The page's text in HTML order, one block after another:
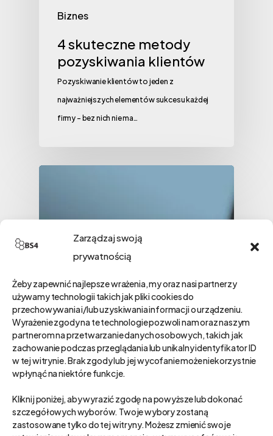
Zarządzaj swoją
prywatnością
Żeby zapewnić najlepsze wrażenia, my oraz nasi partnerzy
używamy technologii takich jak pliki cookies do
przechowywania i/lub uzyskiwania informacji o urządzeniu.
Wyrażenie zgody na te technologie pozwoli nam oraz naszym
partnerom na przetwarzanie danych osobowych, takich jak
zachowanie podczas przeglądania lub unikalny identyfikator ID
w tej witrynie. Brak zgody lub jej wycofanie może niekorzystnie
wpłynąć na niektóre funkcje.
Kliknij poniżej, aby wyrazić zgodę na powyższe lub dokonać
szczegółowych wyborów. Twoje wybory zostaną
zastosowane tylko do tej witryny. Możesz zmienić swoje
Biznes
4 skuteczne metody
pozyskiwania klientów
Pozyskiwanie klientów to jeden z
najważniejszych elementów sukcesu każdej
firmy – bez nich nie ma…
Biznes Sprzedaż